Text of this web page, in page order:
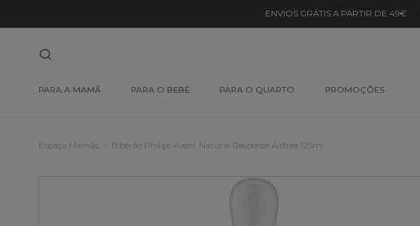
ENVIOS GRÁTIS A PARTIR DE 49€ ·
PARA A MAMÃ PARA O BEBÉ PARA O QUARTO PROMOÇÕES
Espaço Mamãs Biberão Philips Avent Natural Response Airfree 125ml